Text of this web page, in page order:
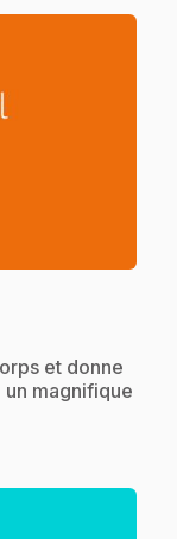
et donne
magnifique